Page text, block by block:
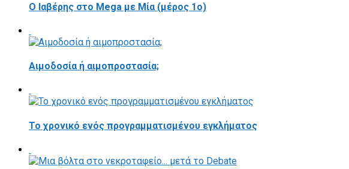
O Ιαβέρης στο Mega με Μία (μέρος 1ο)
Αιμοδοσία ή αιμοπροστασία;
Το χρονικό ενός προγραμματισμένου εγκλήματος